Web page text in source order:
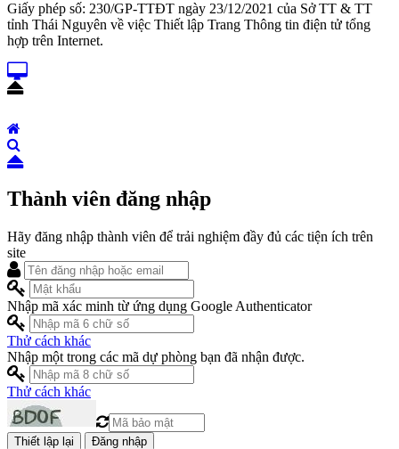
Giấy phép số: 230/GP-TTĐT ngày 23/12/2021 của Sở TT & TT
tỉnh Thái Nguyên về việc Thiết lập Trang Thông tin điện tử tổng
hợp trên Internet.
Thành viên đăng nhập
Hãy đăng nhập thành viên để trải nghiệm đầy đủ các tiện ích trên
site
Nhập mã xác minh từ ứng dụng Google Authenticator
Thử cách khác
Nhập một trong các mã dự phòng bạn đã nhận được.
Thử cách khác
Đăng nhập